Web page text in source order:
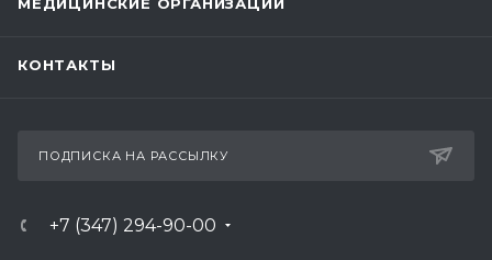
КОНТАКТЫ
ПОДПИСКА НА РАССЫЛКУ
+7 (347) 294-90-00